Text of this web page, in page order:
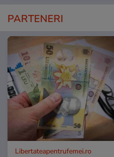
PARTENERI
Libertateapentrufemei.ro